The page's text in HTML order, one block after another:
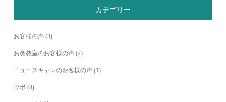
カテゴリー
お客様の声 (3)
お灸教室のお客様の声 (2)
ニュースキャンのお客様の声 (1)
ツボ (8)